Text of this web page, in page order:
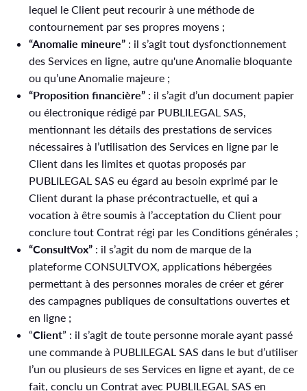
lequel le Client peut recourir à une méthode de
contournement par ses propres moyens ;
“Anomalie mineure” : il s’agit tout dysfonctionnement
des Services en ligne, autre qu'une Anomalie bloquante
ou qu’une Anomalie majeure ;
“Proposition financière” : il s’agit d’un document papier
ou électronique rédigé par PUBLILEGAL SAS,
mentionnant les détails des prestations de services
nécessaires à l’utilisation des Services en ligne par le
Client dans les limites et quotas proposés par
PUBLILEGAL SAS eu égard au besoin exprimé par le
Client durant la phase précontractuelle, et qui a
vocation à être soumis à l’acceptation du Client pour
conclure tout Contrat régi par les Conditions générales ;
“ConsultVox” : il s’agit du nom de marque de la
plateforme CONSULTVOX, applications hébergées
permettant à des personnes morales de créer et gérer
des campagnes publiques de consultations ouvertes et
en ligne ;
“Client” : il s’agit de toute personne morale ayant passé
une commande à PUBLILEGAL SAS dans le but d’utiliser
l’un ou plusieurs de ses Services en ligne et ayant, de ce
fait, conclu un Contrat avec PUBLILEGAL SAS en